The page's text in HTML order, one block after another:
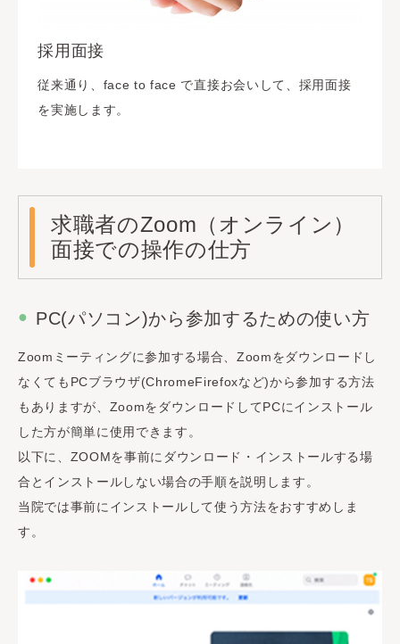
採用面接
従来通り、face to face で直接お会いして、採用面接
を実施します。
求職者のZoom（オンライン）
面接での操作の仕方
PC(パソコン)から参加するための使い方
Zoomミーティングに参加する場合、Zoomをダウンロードし
なくてもPCブラウザ(ChromeFirefoxなど)から参加する方法
もありますが、ZoomをダウンロードしてPCにインストール
した方が簡単に使用できます。
以下に、ZOOMを事前にダウンロード・インストールする場
合とインストールしない場合の手順を説明します。
当院では事前にインストールして使う方法をおすすめしま
す。